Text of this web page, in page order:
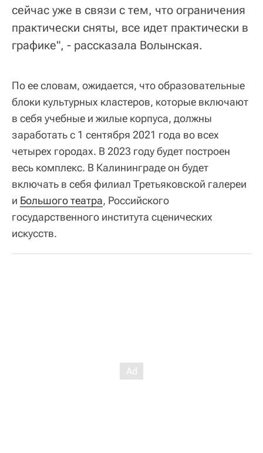
сейчас уже в связи с тем, что ограничения
практически сняты, все идет практически в
графике", - рассказала Волынская.
По ее словам, ожидается, что образовательные
блоки культурных кластеров, которые включают
в себя учебные и жилые корпуса, должны
заработать с 1 сентября 2021 года во всех
четырех городах. В 2023 году будет построен
весь комплекс. В Калининграде он будет
включать в себя филиал Третьяковской галереи
и Большого театра, Российского
государственного института сценических
искусств.